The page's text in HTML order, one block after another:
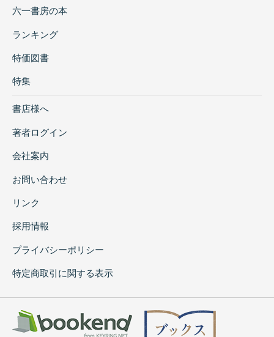
六一書房の本
ランキング
特価図書
特集
書店様へ
著者ログイン
会社案内
お問い合わせ
リンク
採用情報
プライバシーポリシー
特定商取引に関する表示